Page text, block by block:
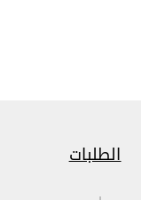
الطلبات